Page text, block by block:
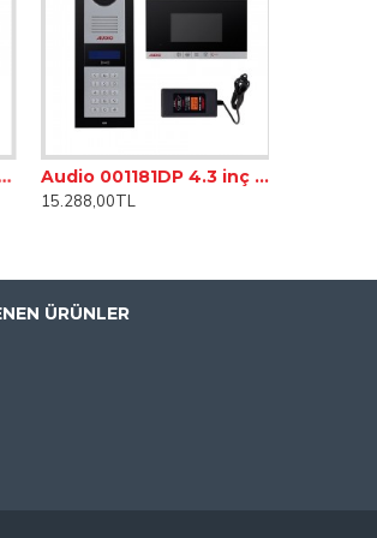
sayesinde panel üzerinde bulunan tuşlar ile
bir diafon olup, renkli görüntü vermesi de iyi bir
bir durumda güvenlik ile iletişime kolayca
sayesinde gelen kişilerin kim olduğunu
Görüntülü Diafon Paketi
Audio 001181DP 4.3 inç 2 Daire Dijital Panelli Görüntülü Diafon Paketi
15.288,00TL
ÜRÜNLER